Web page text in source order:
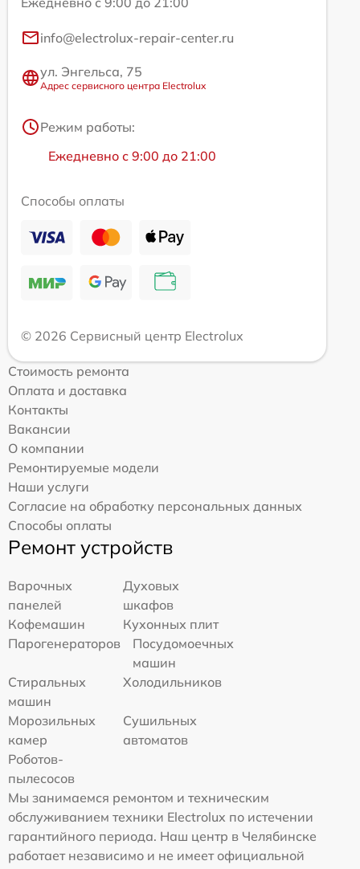
info@electrolux-repair-center.ru
ул. Энгельса, 75
Адрес сервисного центра Electrolux
Режим работы:
Ежедневно с 9:00 до 21:00
Способы оплаты
© 2026 Сервисный центр Electrolux
Стоимость ремонта
Оплата и доставка
Контакты
Вакансии
О компании
Ремонтируемые модели
Наши услуги
Согласие на обработку персональных данных
Способы оплаты
Ремонт устройств
Варочных
панелей
Духовых
шкафов
Кофемашин
Кухонных плит
Парогенераторов
Посудомоечных
машин
Стиральных
машин
Холодильников
Морозильных
камер
Сушильных
автоматов
Роботов-
пылесосов
Мы занимаемся ремонтом и техническим
обслуживанием техники Electrolux по истечении
гарантийного периода. Наш центр в Челябинске
работает независимо и не имеет официальной